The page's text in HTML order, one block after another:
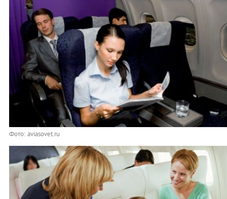
Фото: aviasovet.ru